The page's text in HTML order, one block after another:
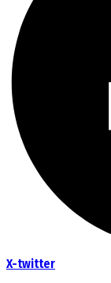
X-twitter